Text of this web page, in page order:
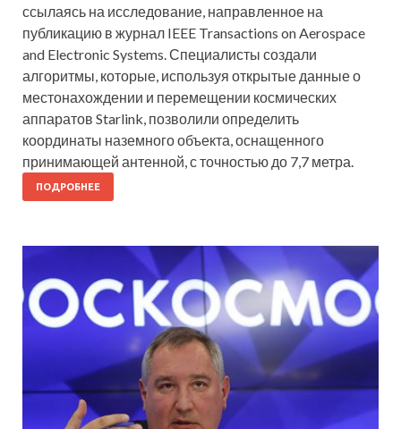
ссылаясь на исследование, направленное на
публикацию в журнал IEEE Transactions on Aerospace
and Electronic Systems. Специалисты создали
алгоритмы, которые, используя открытые данные о
местонахождении и перемещении космических
аппаратов Starlink, позволили определить
координаты наземного объекта, оснащенного
принимающей антенной, с точностью до 7,7 метра.
ПОДРОБНЕЕ